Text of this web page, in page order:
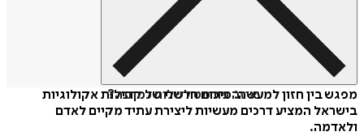
איזה פורמט לשלוח כמתנה?
מפגש בין חזון למעשה: סיכום חדשני של קהילות אקולוגיות
בישראל המציע דרכים מעשיות ליצירת עתיד מקיים לאדם
ולאדמה.